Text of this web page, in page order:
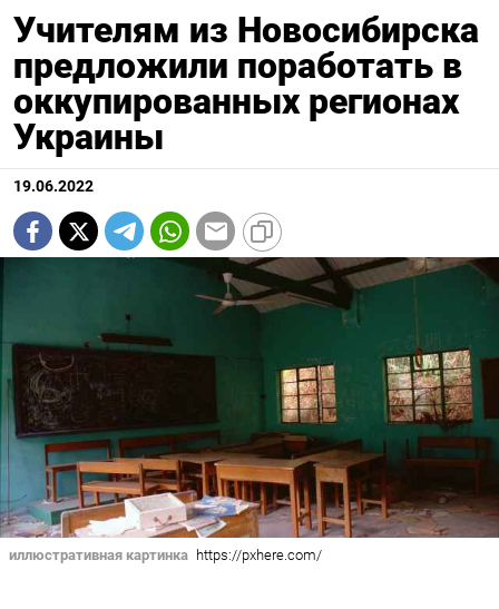
Учителям из Новосибирска
предложили поработать в
оккупированных регионах
Украины
19.06.2022
иллюстративная картинка https://pxhere.com/